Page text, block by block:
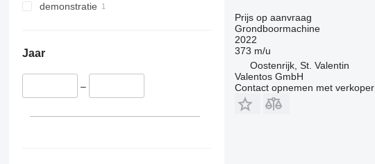
demonstratie
Jaar
–
Prijs op aanvraag
Grondboormachine
2022
373 m/u
Oostenrijk, St. Valentin
Valentos GmbH
Contact opnemen met verkoper